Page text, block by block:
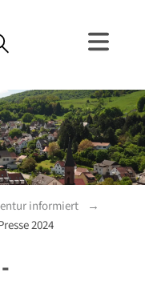
informiert
2024